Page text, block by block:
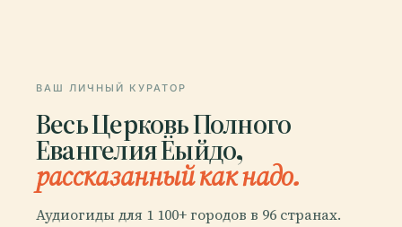
ВАШ ЛИЧНЫЙ КУРАТОР
Весь Церковь Полного
Евангелия Ёыйдо,
рассказанный как надо.
Аудиогиды для 1 100+ городов в 96 странах.